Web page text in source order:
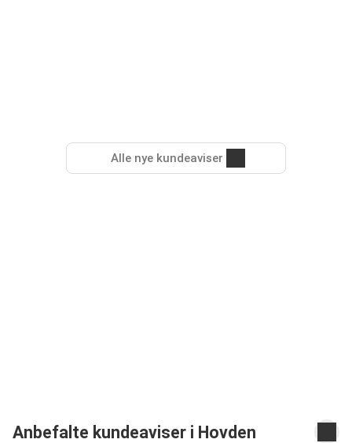
Alle nye kundeaviser
Anbefalte kundeaviser i Hovden